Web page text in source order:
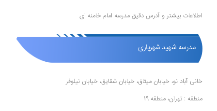
اطلاعات بیشتر و آدرس دقیق مدرسه امام خامنه ای
مدرسه شهید شهریاری
خانی آباد نو، خیابان میثاق، خیابان شقایق، خیابان نیلوفر
منطقه : تهران، منطقه 19